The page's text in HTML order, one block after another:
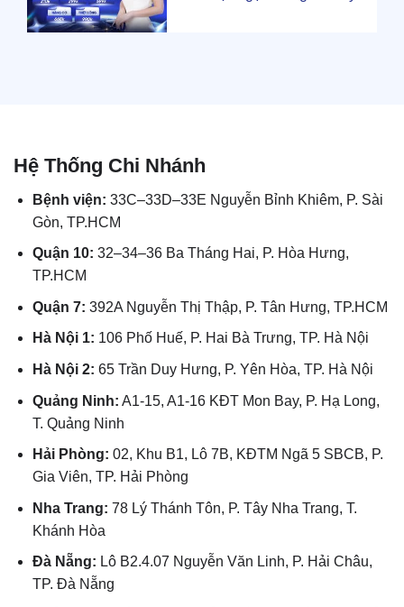
Hệ Thống Chi Nhánh
Bệnh viện: 33C–33D–33E Nguyễn Bỉnh Khiêm, P. Sài
Gòn, TP.HCM
Quận 10: 32–34–36 Ba Tháng Hai, P. Hòa Hưng,
TP.HCM
Quận 7: 392A Nguyễn Thị Thập, P. Tân Hưng, TP.HCM
Hà Nội 1: 106 Phố Huế, P. Hai Bà Trưng, TP. Hà Nội
Hà Nội 2: 65 Trần Duy Hưng, P. Yên Hòa, TP. Hà Nội
Quảng Ninh: A1-15, A1-16 KĐT Mon Bay, P. Hạ Long,
T. Quảng Ninh
Hải Phòng: 02, Khu B1, Lô 7B, KĐTM Ngã 5 SBCB, P.
Gia Viên, TP. Hải Phòng
Nha Trang: 78 Lý Thánh Tôn, P. Tây Nha Trang, T.
Khánh Hòa
Đà Nẵng: Lô B2.4.07 Nguyễn Văn Linh, P. Hải Châu,
TP. Đà Nẵng